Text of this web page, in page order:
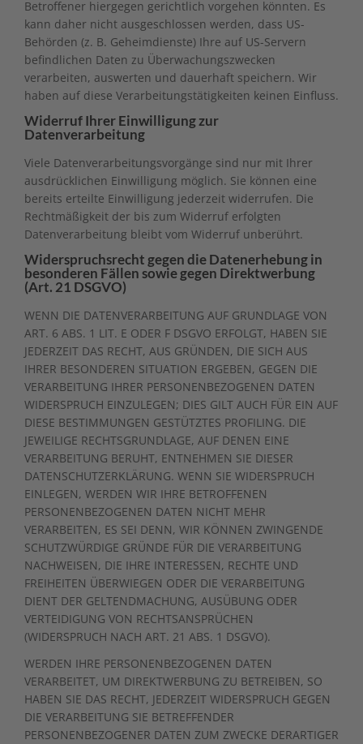
Betroffener hiergegen gerichtlich vorgehen könnten. Es
kann daher nicht ausgeschlossen werden, dass US-
Behörden (z. B. Geheimdienste) Ihre auf US-Servern
befindlichen Daten zu Überwachungszwecken
verarbeiten, auswerten und dauerhaft speichern. Wir
haben auf diese Verarbeitungstätigkeiten keinen Einfluss.
Widerruf Ihrer Einwilligung zur
Datenverarbeitung
Viele Datenverarbeitungsvorgänge sind nur mit Ihrer
ausdrücklichen Einwilligung möglich. Sie können eine
bereits erteilte Einwilligung jederzeit widerrufen. Die
Rechtmäßigkeit der bis zum Widerruf erfolgten
Datenverarbeitung bleibt vom Widerruf unberührt.
Widerspruchsrecht gegen die Datenerhebung in
besonderen Fällen sowie gegen Direktwerbung
(Art. 21 DSGVO)
WENN DIE DATENVERARBEITUNG AUF GRUNDLAGE VON
ART. 6 ABS. 1 LIT. E ODER F DSGVO ERFOLGT, HABEN SIE
JEDERZEIT DAS RECHT, AUS GRÜNDEN, DIE SICH AUS
IHRER BESONDEREN SITUATION ERGEBEN, GEGEN DIE
VERARBEITUNG IHRER PERSONENBEZOGENEN DATEN
WIDERSPRUCH EINZULEGEN; DIES GILT AUCH FÜR EIN AUF
DIESE BESTIMMUNGEN GESTÜTZTES PROFILING. DIE
JEWEILIGE RECHTSGRUNDLAGE, AUF DENEN EINE
VERARBEITUNG BERUHT, ENTNEHMEN SIE DIESER
DATENSCHUTZERKLÄRUNG. WENN SIE WIDERSPRUCH
EINLEGEN, WERDEN WIR IHRE BETROFFENEN
PERSONENBEZOGENEN DATEN NICHT MEHR
VERARBEITEN, ES SEI DENN, WIR KÖNNEN ZWINGENDE
SCHUTZWÜRDIGE GRÜNDE FÜR DIE VERARBEITUNG
NACHWEISEN, DIE IHRE INTERESSEN, RECHTE UND
FREIHEITEN ÜBERWIEGEN ODER DIE VERARBEITUNG
DIENT DER GELTENDMACHUNG, AUSÜBUNG ODER
VERTEIDIGUNG VON RECHTSANSPRÜCHEN
(WIDERSPRUCH NACH ART. 21 ABS. 1 DSGVO).
WERDEN IHRE PERSONENBEZOGENEN DATEN
VERARBEITET, UM DIREKTWERBUNG ZU BETREIBEN, SO
HABEN SIE DAS RECHT, JEDERZEIT WIDERSPRUCH GEGEN
DIE VERARBEITUNG SIE BETREFFENDER
PERSONENBEZOGENER DATEN ZUM ZWECKE DERARTIGER